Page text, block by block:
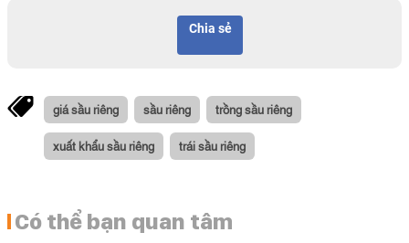
Chia sẻ
giá sầu riêng sầu riêng trồng sầu riêng
xuất khẩu sầu riêng trái sầu riêng
Có thể bạn quan tâm